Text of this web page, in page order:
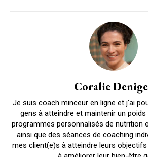
Coralie
Je suis coach minceur en ligne et j'ai
gens à atteindre et maintenir un
programmes personnalisés de nutrition
ainsi que des séances de coaching
mes client(e)s à atteindre leurs